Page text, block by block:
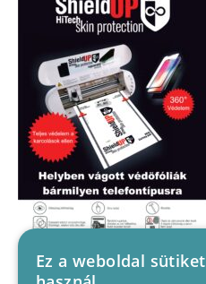
Ez a weboldal sütiket